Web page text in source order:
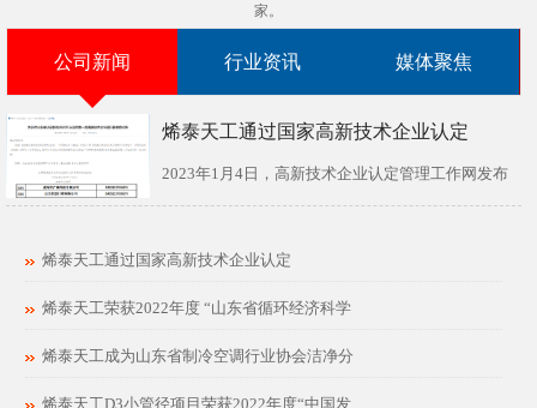
家。
公司新闻 行业资讯 媒体聚焦
烯泰天工通过国家高新技术企业认定
2023年1月4日，高新技术企业认定管理工作网发布
烯泰天工通过国家高新技术企业认定
烯泰天工荣获2022年度 “山东省循环经济科学
烯泰天工成为山东省制冷空调行业协会洁净分
烯泰天工D3小管径项目荣获2022年度“中国发